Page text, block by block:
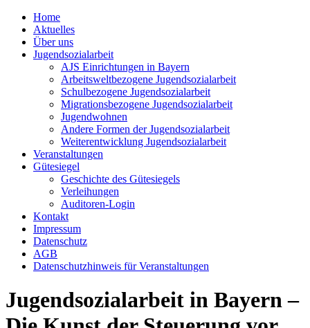
Home
Aktuelles
Über uns
Jugendsozialarbeit
AJS Einrichtungen in Bayern
Arbeitsweltbezogene Jugendsozialarbeit
Schulbezogene Jugendsozialarbeit
Migrationsbezogene Jugendsozialarbeit
Jugendwohnen
Andere Formen der Jugendsozialarbeit
Weiterentwicklung Jugendsozialarbeit
Veranstaltungen
Gütesiegel
Geschichte des Gütesiegels
Verleihungen
Auditoren-Login
Kontakt
Impressum
Datenschutz
AGB
Datenschutzhinweis für Veranstaltungen
Jugendsozialarbeit in Bayern –